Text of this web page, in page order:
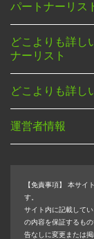
パートナーリス
どこよりも詳し
ナーリスト
どこよりも詳し
運営者情報
【免責事項】
本サイ
す。
サイト内に記載して
の内容を保証するも
告なしに変更または